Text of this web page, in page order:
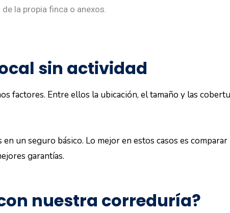
la propia finca o anexos.
sin actividad
factores. Entre ellos la ubicación, el tamaño y las
un seguro básico. Lo mejor en estos casos es
garantías.
nuestra correduría?